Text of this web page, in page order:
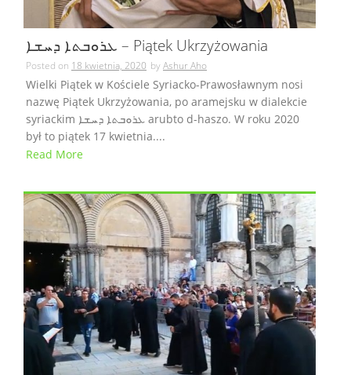
ܥܪܘܒܬܐ ܕܚܫܐ – Piątek Ukrzyżowania
Posted on 18 kwietnia, 2020 byAshur Aho
Wielki Piątek w Kościele Syriacko-Prawosławnym nosi
nazwę Piątek Ukrzyżowania, po aramejsku w dialekcie
syriackim ܥܪܘܒܬܐ ܕܚܫܐ arubto d-haszo. W roku 2020
był to piątek 17 kwietnia....
Read More